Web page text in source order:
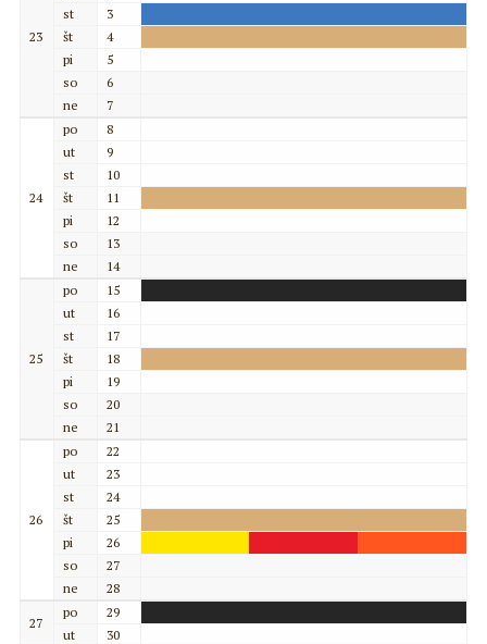
23
st
3
št
4
pi
5
so
6
ne
7
24
po
8
ut
9
st
10
št
11
pi
12
so
13
ne
14
25
po
15
ut
16
st
17
št
18
pi
19
so
20
ne
21
26
po
22
ut
23
st
24
št
25
pi
26
so
27
ne
28
27
po
29
ut
30